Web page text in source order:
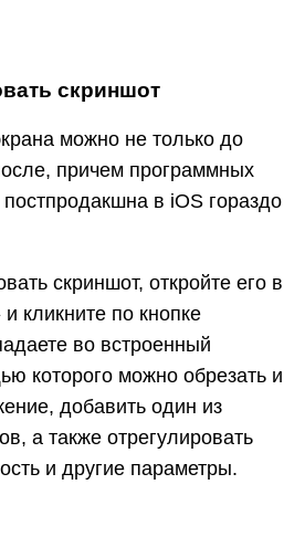
скриншот
можно не только до
причем программных
в iOS гораздо
скриншот, откройте его в
кликните по кнопке
во встроенный
которого можно обрезать и
добавить один из
а также отрегулировать
и другие параметры.